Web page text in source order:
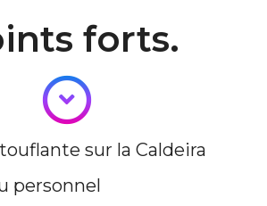
forts.
sur la Caldeira
personnel